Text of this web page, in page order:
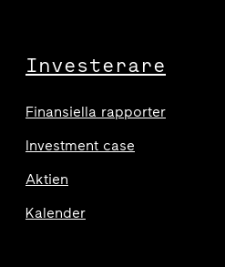
Investerare
Finansiella rapporter
Investment case
Aktien
Kalender